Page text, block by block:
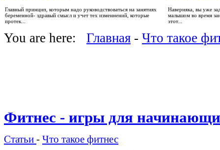
Главный принцип, которым надо руководствоваться на занятиях
беременной- здравый смысл и учет тех изменнений, которые
протек...
Наверняка, вы уже
малышом во время
этот...
You are here: Главная - Что такое
Фитнес - игры для
Статьи - Что такое фитнес